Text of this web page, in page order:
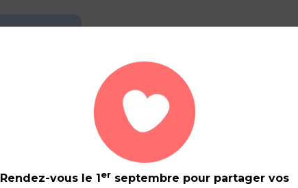
Rendez-vous le 1er septembre pour partager vos